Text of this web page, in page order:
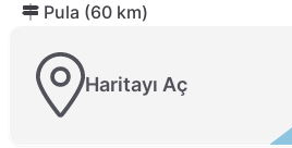
Pula (60 km)
Haritayı Aç